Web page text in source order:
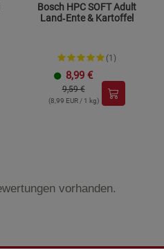
Bosch HPC SOFT Adult
Land‑Ente & Kartoffel
(1)
8,99 €
9,59 €
(8,99 EUR / 1 kg)
vorhanden.